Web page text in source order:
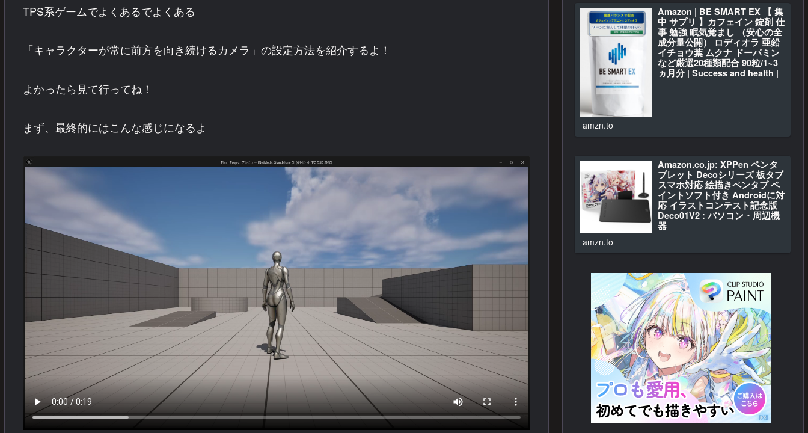
TPS系ゲームでよくあるでよくある
「キャラクターが常に前方を向き続けるカメラ」の設定方法を紹介するよ！
よかったら見て行ってね！
まず、最終的にはこんな感じになるよ
Amazon | BE SMART EX 【 集
中 サプリ 】カフェイン 錠剤 仕
事 勉強 眠気覚まし （安心の全
成分量公開） ロディオラ 亜鉛
イチョウ葉 ムクナ ドーパミン
など厳選20種類配合 90粒/1~3
ヵ月分 | Success and health |
amzn.to
Amazon.co.jp: XPPen ペンタ
ブレット Decoシリーズ 板タブ
スマホ対応 絵描きペンタブ ペ
イントソフト付き Androidに対
応 イラストコンテスト記念版
Deco01V2 : パソコン・周辺機
器
amzn.to